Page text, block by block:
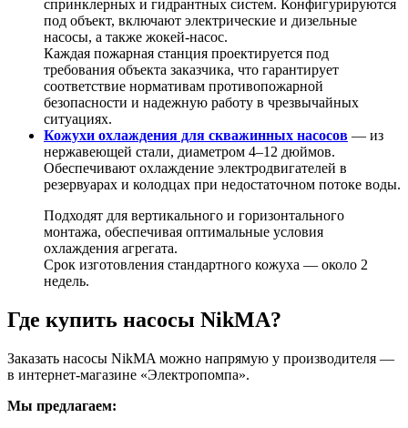
спринклерных и гидрантных систем. Конфигурируются
под объект, включают электрические и дизельные
насосы, а также жокей-насос.
Каждая пожарная станция проектируется под
требования объекта заказчика, что гарантирует
соответствие нормативам противопожарной
безопасности и надежную работу в чрезвычайных
ситуациях.
Кожухи охлаждения для скважинных насосов — из
нержавеющей стали, диаметром 4–12 дюймов.
Обеспечивают охлаждение электродвигателей в
резервуарах и колодцах при недостаточном потоке воды.
Подходят для вертикального и горизонтального
монтажа, обеспечивая оптимальные условия
охлаждения агрегата.
Срок изготовления стандартного кожуха — около 2
недель.
Где купить насосы NikMA?
Заказать насосы NikMA можно напрямую у производителя —
в интернет-магазине «Электропомпа».
Мы предлагаем: